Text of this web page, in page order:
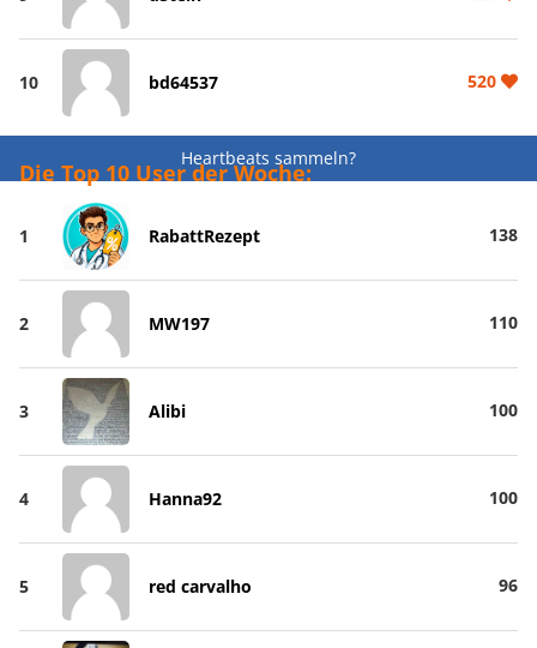
10 bd64537 520
Heartbeats sammeln?
Die Top 10 User der Woche:
1 RabattRezept 138
2 MW197 110
3 Alibi 100
4 Hanna92 100
5 red carvalho 96